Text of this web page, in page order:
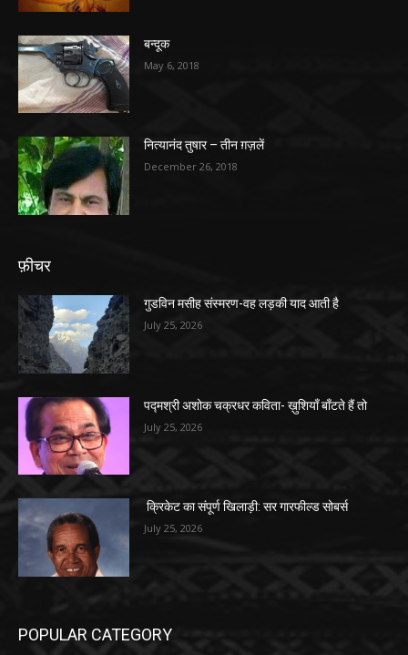
बन्दूक
May 6, 2018
नित्यानंद तुषार – तीन ग़ज़लें
December 26, 2018
फ़ीचर
गुडविन मसीह संस्मरण-वह लड़की याद आती है
July 25, 2026
पद्मश्री अशोक चक्रधर कविता- ख़ुशियाँ बाँटते हैं तो
July 25, 2026
क्रिकेट का संपूर्ण खिलाड़ी: सर गारफील्ड सोबर्स
July 25, 2026
POPULAR CATEGORY